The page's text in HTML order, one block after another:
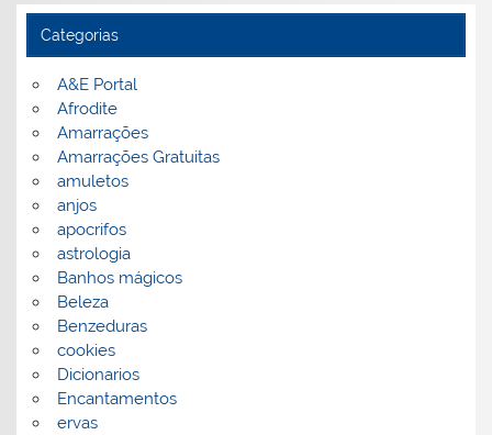
Categorias
A&E Portal
Afrodite
Amarrações
Amarrações Gratuitas
amuletos
anjos
apocrifos
astrologia
Banhos mágicos
Beleza
Benzeduras
cookies
Dicionarios
Encantamentos
ervas